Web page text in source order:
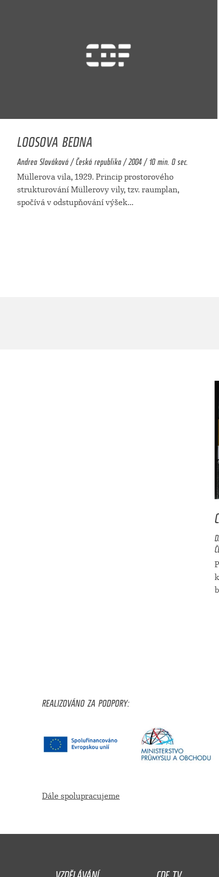
LOOSOVA BEDNA
Andrea Slováková / Česká republika / 2004 / 10 min. 0 sec.
Müllerova vila, 1929. Princip prostorového
strukturování Müllerovy vily, tzv. raumplan,
spočívá v odstupňování výšek...
REALIZOVÁNO ZA PODPORY:
Dále spolupracujeme
VZDĚLÁVÁNÍ CDF TV